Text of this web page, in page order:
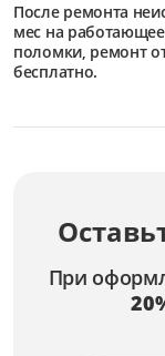
После ремонта
мес на
поломки, ремонт
бесплатно.
При